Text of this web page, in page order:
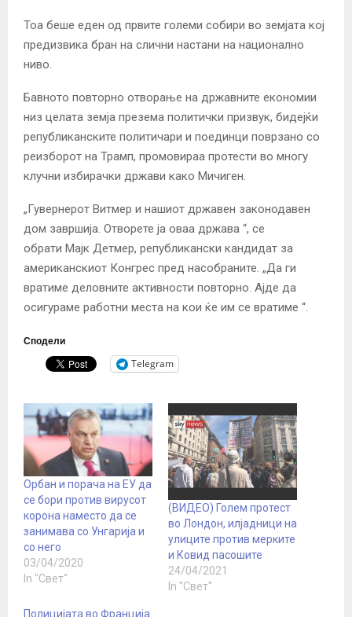
Тоа беше еден од првите големи собири во земјата кој
предизвика бран на слични настани на национално
ниво.
Бавното повторно отворање на државните економии
низ целата земја презема политички призвук, бидејќи
републиканските политичари и поединци поврзано со
реизборот на Трамп, промовираа протести во многу
клучни избирачки држави како Мичиген.
„Гувернерот Витмер и нашиот државен законодавен
дом завршија. Отворете ја оваа држава “, се
обрати Мајк Детмер, републикански кандидат за
американскиот Конгрес пред насобраните. „Да ги
вратиме деловните активности повторно. Ајде да
осигураме работни места на кои ќе им се вратиме “.
Сподели
Telegram
Орбан и порача на ЕУ да
се бори против вирусот
корона наместо да се
занимава со Унгарија и
со него
03/04/2020
In "Свет"
(ВИДЕО) Голем протест
во Лондон, илјадници на
улиците против мерките
и Ковид пасошите
24/04/2021
In "Свет"
Полицијата во Франција